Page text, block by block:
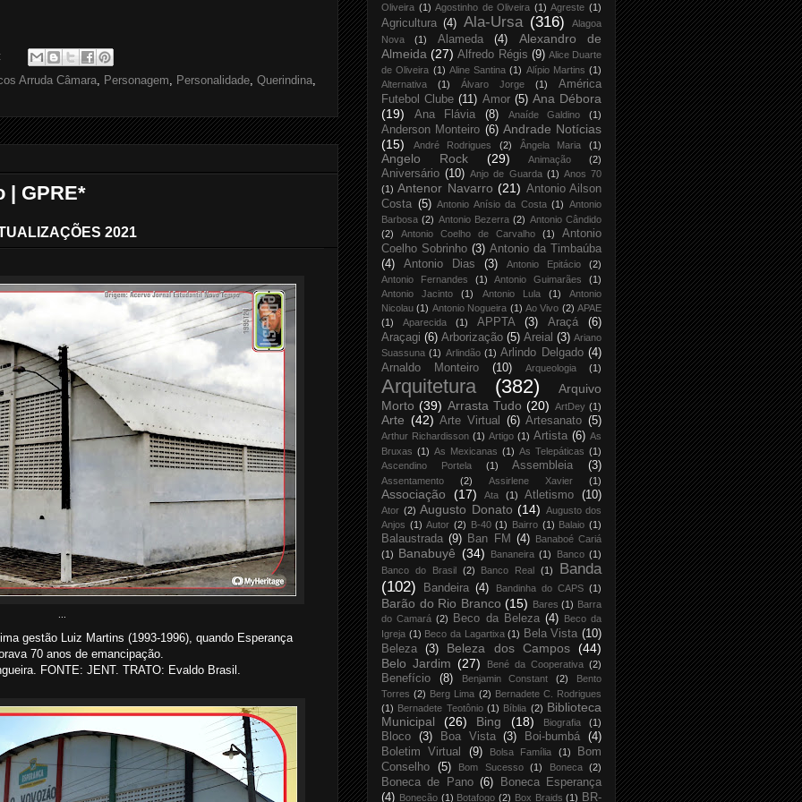
Arruda Câmara, Personagem, Personalidade, Querindina,
| GPRE*
2021
gestão Luiz Martins (1993-1996), quando Esperança
70 anos de emancipação.
FONTE: JENT. TRATO: Evaldo Brasil.
Oliveira (1) Agostinho de Oliveira (1) Agreste (1)
Agricultura (4) Ala-Ursa (316)
Alagoa
Nova
(1) Alameda (4)
Alexandro de
Almeida (27) Alfredo Régis (9) Alice Duarte
de Oliveira (1) Aline Santina (1) Alípio Martins (1)
Alternativa
(1) Álvaro Jorge (1)
América
Futebol Clube (11) Amor (5) Ana Débora
(19)
Ana Flávia (8) Anaíde Galdino (1)
Anderson Monteiro (6) Andrade Notícias
(15)
André Rodrigues (2) Ângela Maria (1)
Angelo Rock (29) Animação (2)
Aniversário (10) Anjo de Guarda (1) Anos 70
(1) Antenor Navarro (21) Antonio Ailson
Costa (5) Antonio Anísio da Costa (1) Antonio
Barbosa (2) Antonio Bezerra (2) Antonio Cândido
(2)
Antonio Coelho de Carvalho (1)
Antonio
Coelho Sobrinho (3) Antonio da Timbaúba
(4)
Antonio Dias (3) Antonio Epitácio
(2)
Antonio Fernandes
(1) Antonio Guimarães
(1)
Antonio Jacinto
(1) Antonio Lula (1)
Antonio
Nicolau (1) Antonio Nogueira (1) Ao Vivo (2) APAE
(1)
Aparecida (1) APPTA (3) Araçá
(6)
Araçagi (6) Arborização (5) Areial (3) Ariano
Suassuna (1) Arlindão (1) Arlindo Delgado (4)
Arnaldo Monteiro
(10) Arqueologia (1)
Arquitetura (382)
Arquivo
Morto (39) Arrasta Tudo (20) ArtDey (1)
Arte (42) Arte Virtual (6) Artesanato (5)
Arthur Richardisson (1) Artigo (1) Artista (6) As
Bruxas (1) As Mexicanas (1) As Telepáticas (1)
Ascendino Portela
(1) Assembleia (3)
Assentamento (2) Assirlene Xavier (1)
Associação (17) Ata (1) Atletismo (10)
Ator (2) Augusto Donato (14) Augusto dos
Anjos (1) Autor (2) B-40 (1) Bairro (1) Balaio (1)
Balaustrada (9) Ban FM (4)
Banaboé Cariá
(1) Banabuyê (34) Bananeira (1) Banco (1)
Banco do Brasil
(2) Banco Real (1)
Banda
(102)
Bandeira (4) Bandinha do CAPS (1)
Barão do Rio Branco (15) Bares (1) Barra
do Camará (2) Beco da Beleza (4)
Beco da
Igreja (1) Beco da Lagartixa (1) Bela Vista (10)
Beleza
(3) Beleza dos Campos (44)
Belo Jardim (27) Bené da Cooperativa (2)
Benefício (8) Benjamin Constant (2)
Bento
Torres (2) Berg Lima (2) Bernadete C. Rodrigues
(1) Bernadete Teotônio (1) Bíblia (2) Biblioteca
Municipal
(26) Bing (18) Biografia (1)
Bloco (3) Boa Vista (3) Boi-bumbá
(4)
Boletim Virtual
(9) Bolsa Família (1)
Bom
Conselho
(5) Bom Sucesso (1) Boneca (2)
Boneca de Pano (6)
Boneca Esperança
(4) Bonecão (1) Botafogo (2) Box Braids (1) BR-